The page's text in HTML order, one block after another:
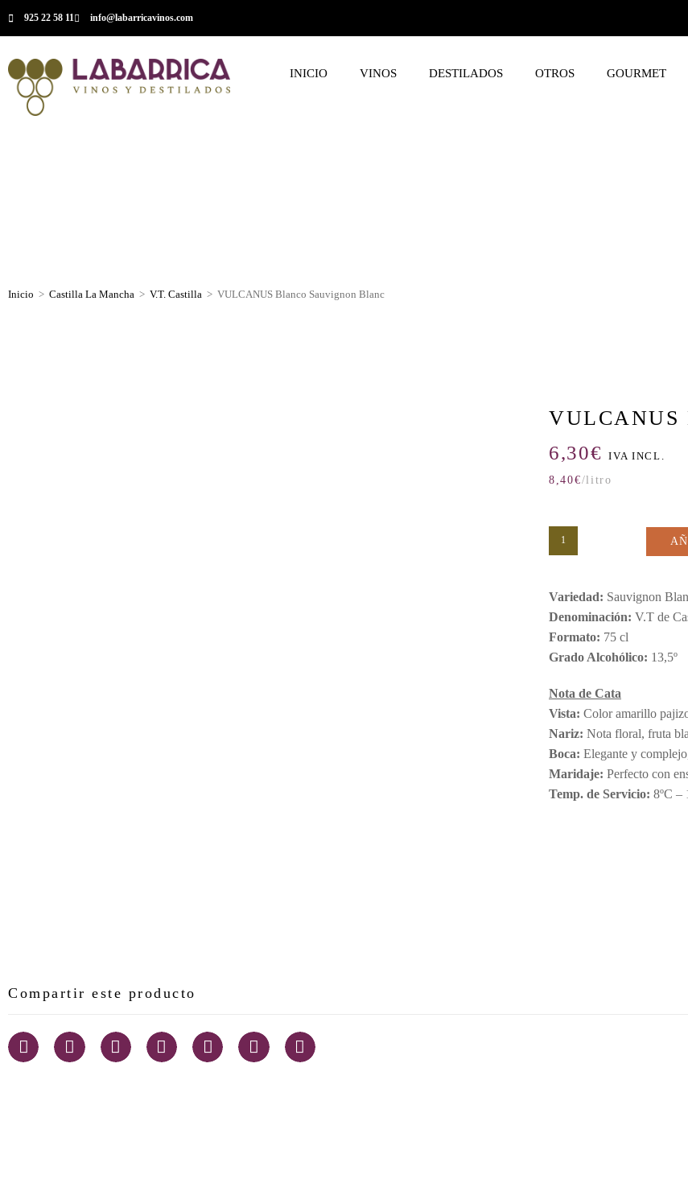
925 22 58 11 info@labarricavinos.com
INICIO VINOS DESTILADOS OTROS GOURMET
Inicio > Castilla La Mancha > V.T. Castilla > VULCANUS Blanco Sauvignon Blanc
VULCANUS
6,30€ IVA INCL.
8,40€/litro
Variedad: Sauvignon
Denominación: V.T de
Formato: 75 cl
Grado Alcohólico: 13,5º
Nota de Cata
Vista: Color amarillo
Nariz: Nota floral, fruta
Boca: Elegante y
Maridaje: Perfecto con
Temp. de Servicio: 8ºC –
Compartir este producto